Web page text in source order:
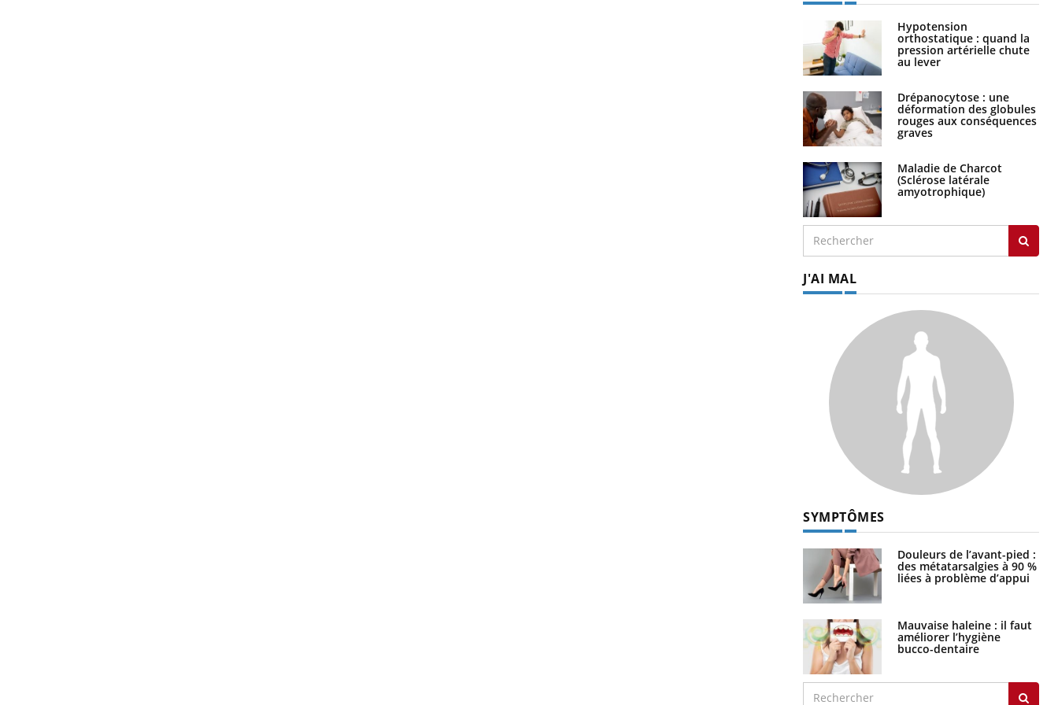
Hypotension
orthostatique : quand la
pression artérielle chute
au lever
Drépanocytose : une
déformation des globules
rouges aux conséquences
graves
Maladie de Charcot
(Sclérose latérale
amyotrophique)
J'AI MAL
SYMPTÔMES
Douleurs de l’avant-pied :
des métatarsalgies à 90 %
liées à problème d’appui
Mauvaise haleine : il faut
améliorer l’hygiène
bucco-dentaire